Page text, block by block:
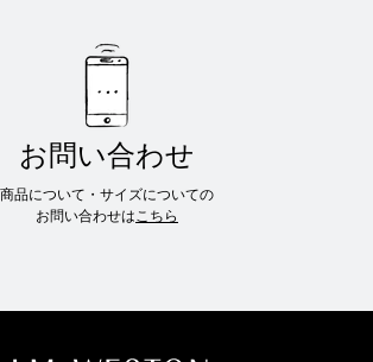
お問い合わせ
商品について・サイズについての
お問い合わせはこちら